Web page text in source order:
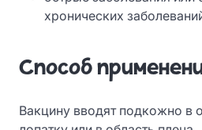
хронических
Способ
Вакцину вводят подкожно в